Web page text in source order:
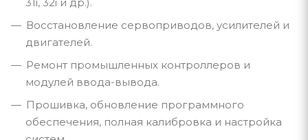
Восстановление сервоприводов, усилителей и
двигателей.
Ремонт промышленных контроллеров и
модулей ввода-вывода.
Прошивка, обновление программного
обеспечения, полная калибровка и настройка